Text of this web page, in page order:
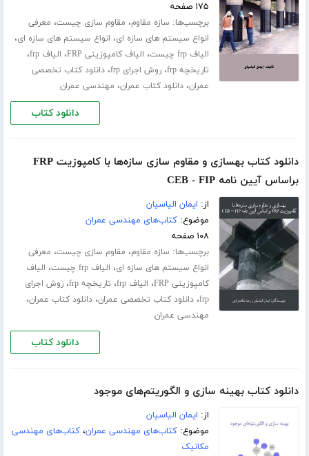
۱۷۵ صفحه
برچسب‌ها: سازه مقاوم، مقاوم سازی چیست، معرفی
انواع سیستم های سازه ای، انواع سیستم های سازه ای،
الیاف frp چیست ، الیاف کامپوزیتی FRP ، الیاف frp ،
تاریخچه frp ،روش اجرای frp ،دانلود کتاب تخصصی
عمران،دانلود کتاب عمران، مهندسی عمران
دانلود کتاب
دانلود کتاب بهسازی و مقاوم سازی سازه‌ها با کامپوزیت FRP
براساس آیین نامه CEB - FIP
از: ایمان الیاسیان
موضوع:کتاب‌های مهندسی عمران
۱۰۸ صفحه
برچسب‌ها: سازه مقاوم، مقاوم سازی چیست، معرفی
انواع سیستم های سازه ای، الیاف frp چیست ، الیاف
کامپوزیتی FRP
، الیاف frp ، تاریخچه frp ،روش اجرای
frp،دانلود کتاب تخصصی عمران،دانلود کتاب عمران،
مهندسی عمران
دانلود کتاب
دانلود کتاب بهینه سازی و الگوریتم‌های موجود
از: ایمان الیاسیان
موضوع:کتاب‌های مهندسی عمران،کتاب‌های مهندسی
مکانیک